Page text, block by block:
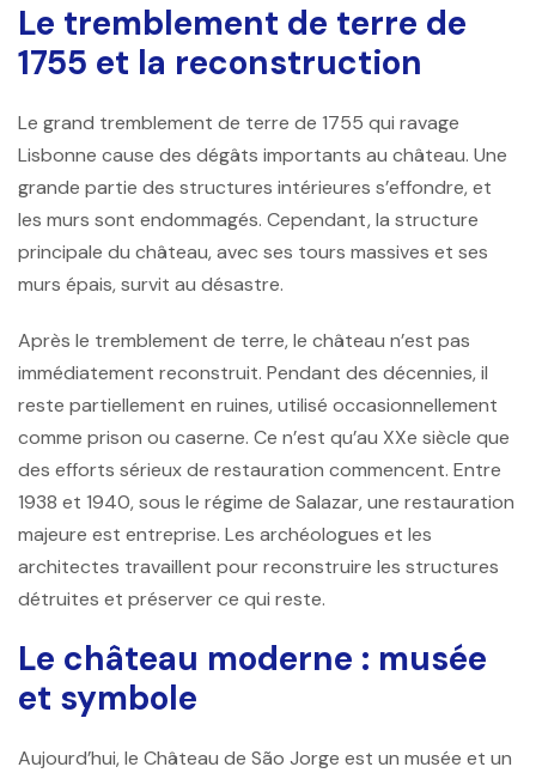
Le tremblement de terre de
1755 et la reconstruction
Le grand tremblement de terre de 1755 qui ravage
Lisbonne cause des dégâts importants au château. Une
grande partie des structures intérieures s’effondre, et
les murs sont endommagés. Cependant, la structure
principale du château, avec ses tours massives et ses
murs épais, survit au désastre.
Après le tremblement de terre, le château n’est pas
immédiatement reconstruit. Pendant des décennies, il
reste partiellement en ruines, utilisé occasionnellement
comme prison ou caserne. Ce n’est qu’au XXe siècle que
des efforts sérieux de restauration commencent. Entre
1938 et 1940, sous le régime de Salazar, une restauration
majeure est entreprise. Les archéologues et les
architectes travaillent pour reconstruire les structures
détruites et préserver ce qui reste.
Le château moderne : musée
et symbole
Aujourd’hui, le Château de São Jorge est un musée et un